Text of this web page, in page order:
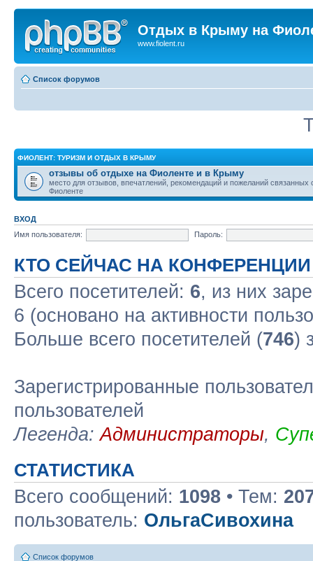
Отдых в Крыму на
www.fiolent.ru
Список форумов
ФИОЛЕНТ: ТУРИЗМ И ОТДЫХ В КРЫМУ
отзывы об отдыхе на Фиоленте и в Крыму
место для отзывов, впечатлений, рекомендаций и пожеланий связанных
Фиоленте
ВХОД
Имя пользователя:
Пароль:
КТО СЕЙЧАС НА КОНФЕРЕНЦИИ
Всего посетителей: 6, из них
6 (основано на активности
Больше всего посетителей (746)
Зарегистрированные
пользователей
Легенда:Администраторы,
СТАТИСТИКА
Всего сообщений: 1098 • Тем:
пользователь: ОльгаСивохина
Список форумов